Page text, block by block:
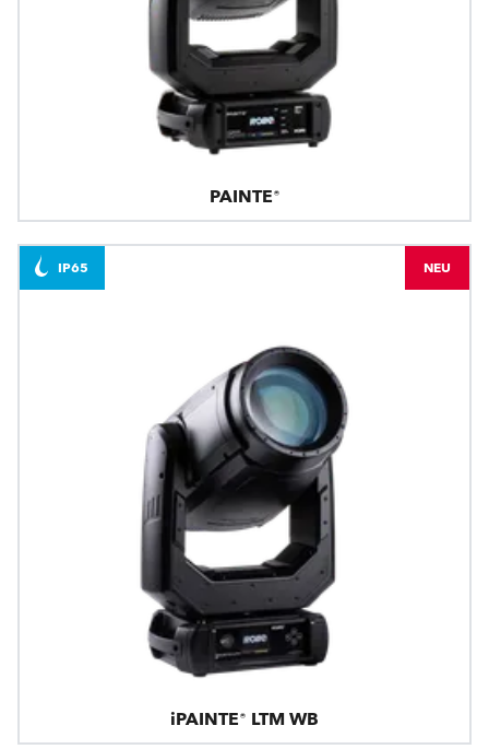
PAINTE®
iPAINTE® LTM WB
IP65 NEU